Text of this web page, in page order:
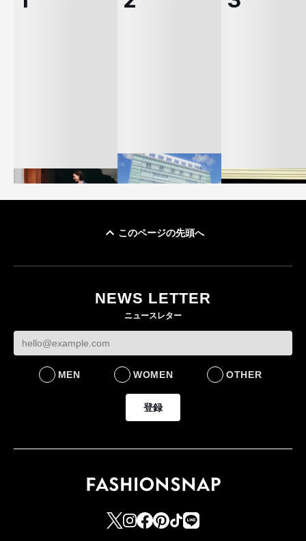
ケットなど7型を発売
FASHION
FASHION
BUSINESS
このページの先頭へ
NEWS LETTER
ニュースレター
MEN WOMEN OTHER
登録